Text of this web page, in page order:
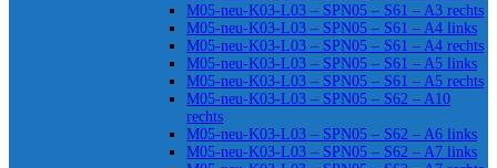
M05-neu-K03-L03 – SPN05 – S61 – A3 rechts
M05-neu-K03-L03 – SPN05 – S61 – A4 links
M05-neu-K03-L03 – SPN05 – S61 – A4 rechts
M05-neu-K03-L03 – SPN05 – S61 – A5 links
M05-neu-K03-L03 – SPN05 – S61 – A5 rechts
M05-neu-K03-L03 – SPN05 – S62 – A10
rechts
M05-neu-K03-L03 – SPN05 – S62 – A6 links
M05-neu-K03-L03 – SPN05 – S62 – A7 links